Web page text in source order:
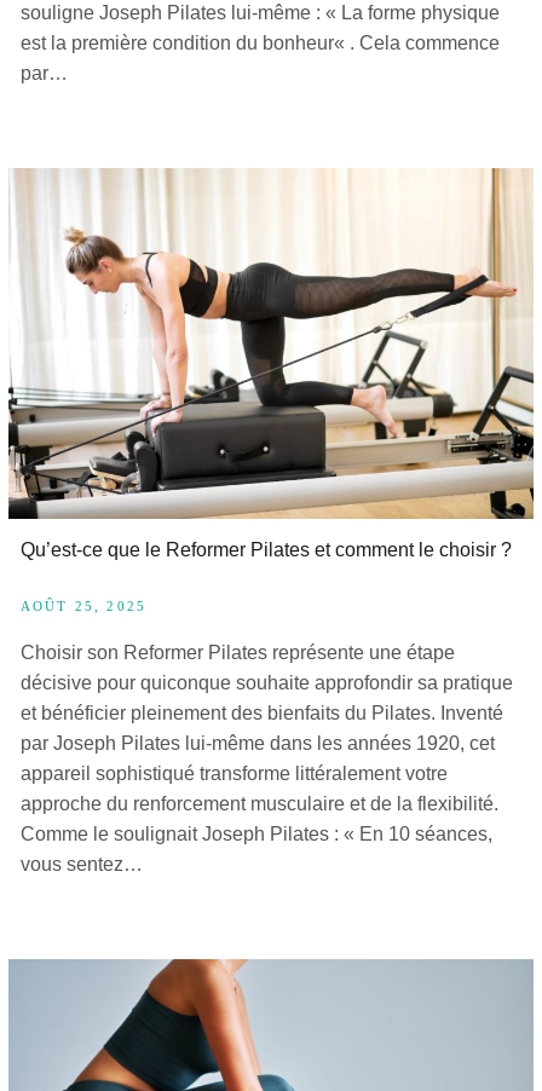
souligne Joseph Pilates lui-même : « La forme physique
est la première condition du bonheur« . Cela commence
par…
Qu’est-ce que le Reformer Pilates et comment le choisir ?
AOÛT 25, 2025
Choisir son Reformer Pilates représente une étape
décisive pour quiconque souhaite approfondir sa pratique
et bénéficier pleinement des bienfaits du Pilates. Inventé
par Joseph Pilates lui-même dans les années 1920, cet
appareil sophistiqué transforme littéralement votre
approche du renforcement musculaire et de la flexibilité.
Comme le soulignait Joseph Pilates : « En 10 séances,
vous sentez…